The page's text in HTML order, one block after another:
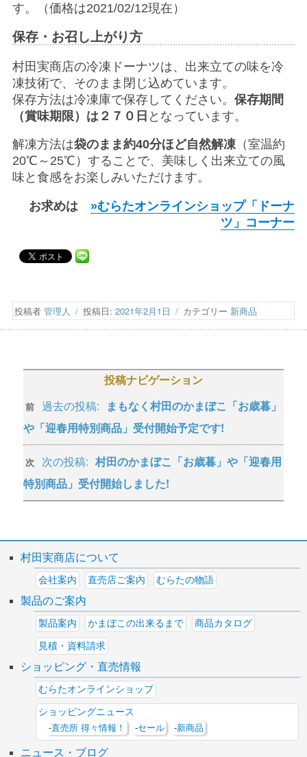
す。（価格は2021/02/12現在）
保存・お召し上がり方
村田実商店の冷凍ドーナツは、出来立ての味を冷
凍技術で、そのまま閉じ込めています。
保存方法は冷凍庫で保存してください。 保存期間
（賞味期限）は２７０日 となっています。
解凍方法は袋のまま約40分ほど自然解凍（室温約
20℃～25℃）することで、美味しく出来立ての風
味と食感をお楽しみいただけます。
お求めは
»むらたオンラインショップ「ドーナ
ツ」コーナー
投稿者 管理人 投稿日: 2021年2月1日 カテゴリー 新商品
投稿ナビゲーション
前 過去の投稿:
まもなく村田のかまぼこ「お歳暮」
や「迎春用特別商品」受付開始予定です!
次 次の投稿: 村田のかまぼこ「お歳暮」や「迎春用
特別商品」受付開始しました!
村田実商店について
会社案内 直売店ご案内 むらたの物語
製品のご案内
製品案内 かまぼこの出来るまで 商品カタログ
見積・資料請求
ショッピング・直売情報
むらたオンラインショップ
ショッピングニュース
直売所 得々情報！ セール 新商品
ニュース・ブログ